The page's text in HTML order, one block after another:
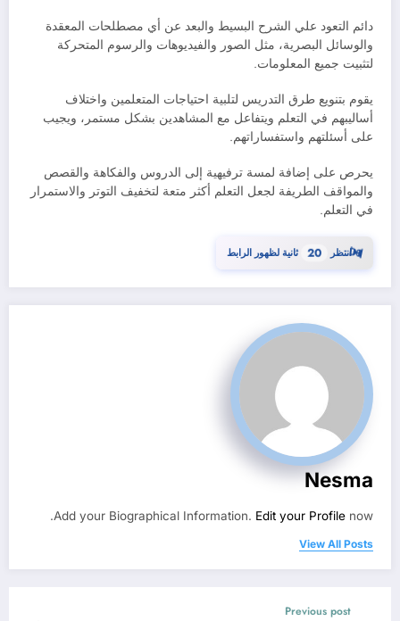
دائم التعود علي الشرح البسيط والبعد عن أي مصطلحات المعقدة
والوسائل البصرية، مثل الصور والفيديوهات والرسوم المتحركة
لتثبيت جميع المعلومات.
يقوم بتنويع طرق التدريس لتلبية احتياجات المتعلمين واختلاف
أساليبهم في التعلم ويتفاعل مع المشاهدين بشكل مستمر، ويجيب
على أسئلتهم واستفساراتهم.
يحرص على إضافة لمسة ترفيهية إلى الدروس والفكاهة والقصص
والمواقف الطريفة لجعل التعلم أكثر متعة لتخفيف التوتر والاستمرار
في التعلم.
⏳انتظر 19 ثانية لظهور الرابط
Nesma
Add your Biographical Information. Edit your Profile now.
View All Posts
Previous post